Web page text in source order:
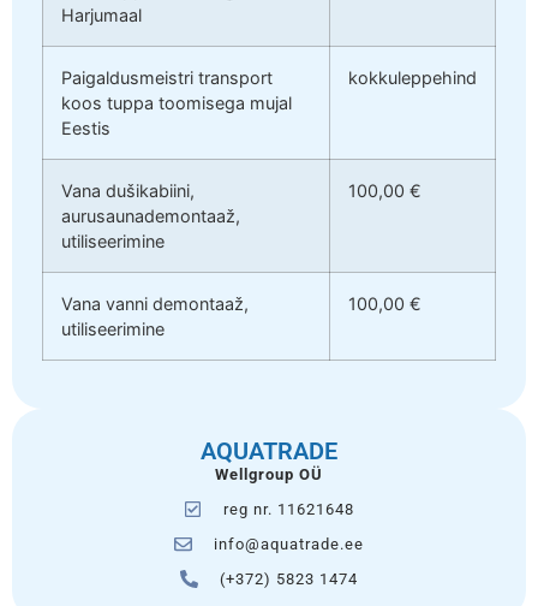
Harjumaal
Paigaldusmeistri transport
koos tuppa toomisega mujal
Eestis
kokkuleppehind
Vana dušikabiini,
aurusaunademontaaž,
utiliseerimine
100,00 €
Vana vanni demontaaž,
utiliseerimine
100,00 €
AQUATRADE
Wellgroup OÜ
reg nr. 11621648
info@aquatrade.ee
(+372) 5823 1474